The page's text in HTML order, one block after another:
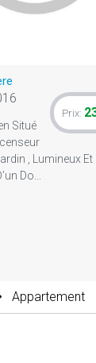
Prix:
Situé
, Lumineux
Do...
Appartement